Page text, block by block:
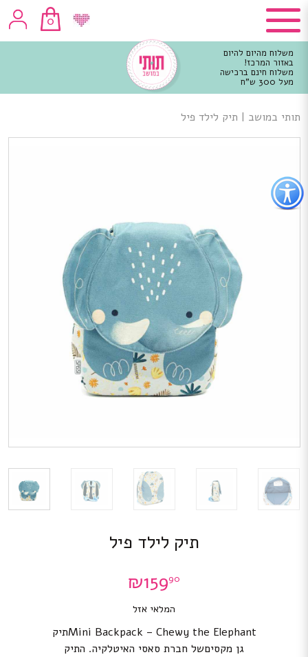
כפתור
לפתיחת
תפריט
נגישות
0
משלוח מהיום להיום
באזור המרכז!
משלוח חינם ברכישה
מעל 300 ש"ח
מרכזי
תותי במושב | תיק לילד פיל
תיק לילד פיל
₪15990
המלאי אזל
Mini Backpack – Chewy the Elephantתיק
גן מקסיםשל חברת סאסי האיטלקיה. התיק